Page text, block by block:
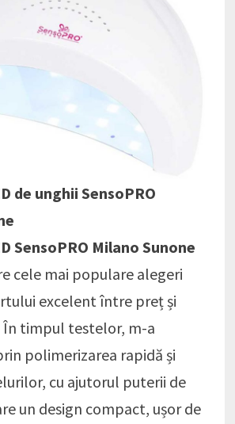
de unghii SensoPRO
SensoPRO Milano Sunone
cele mai populare alegeri
excelent între preț și
timpul testelor, m-a
polimerizarea rapidă și
cu ajutorul puterii de
un design compact, ușor de